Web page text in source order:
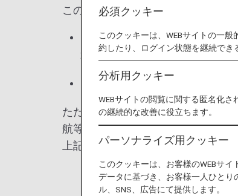
この法により、以下に該当する渡
ビザ免除プログラム参加国の
航または滞在したことがある
ビザ免除プログラム参加国の
ただし、国際・地域・政府機関の
航等、個々の審査により免除され
上記条件に該当される渡航者は最
必須クッキー
このクッキーは、WEBサイトの一
約したり、ログイン状態を継続でき
分析用クッキー
WEBサイトの閲覧に関する匿名化
の継続的な改善に役立ちます。
パーソナライズ用クッキー
このクッキーは、お客様のWEBサ
データに基づき、お客様一人ひとり
ル、SNS、広告にて提供します。